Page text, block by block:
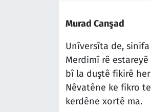
Murad Canşad
Unîversîta de,
Merdimî rê
bî la duştê fikirê
Nêvatêne ke fikro
kerdêne xortê ma.